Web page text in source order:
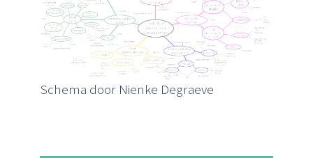
Schema door Nienke Degraeve